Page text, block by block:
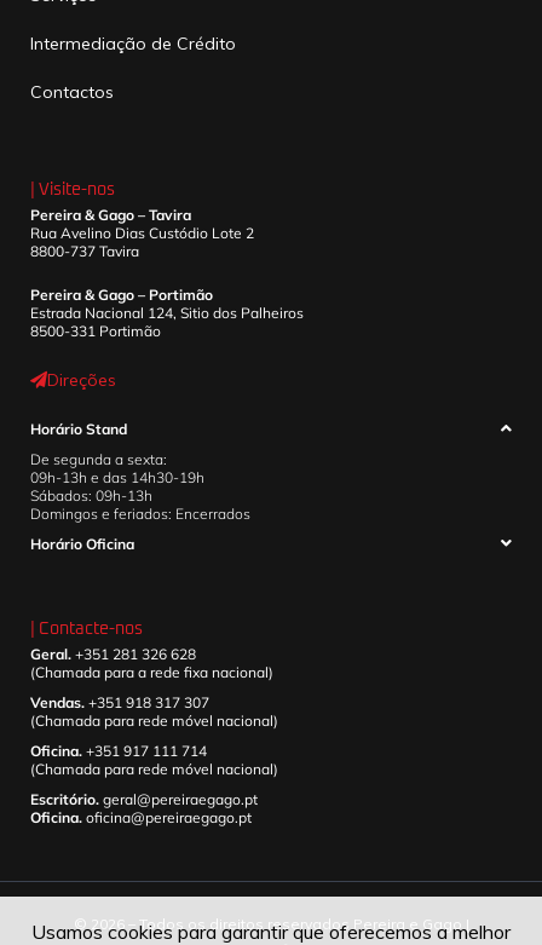
Intermediação de Crédito
Contactos
| Visite-nos
Pereira & Gago – Tavira
Rua Avelino Dias Custódio Lote 2
8800-737 Tavira
Pereira & Gago – Portimão
Estrada Nacional 124, Sitio dos Palheiros
8500-331 Portimão
Direções
Horário Stand
De segunda a sexta:
09h-13h e das 14h30-19h
Sábados: 09h-13h
Domingos e feriados: Encerrados
Horário Oficina
| Contacte-nos
Geral. +351 281 326 628
(Chamada para a rede fixa nacional)
Vendas. +351 918 317 307
(Chamada para rede móvel nacional)
Oficina. +351 917 111 714
(Chamada para rede móvel nacional)
Escritório. geral@pereiraegago.pt
Oficina. oficina@pereiraegago.pt
© 2026 – Todos os direitos reservados Pereira e Gago |
Usamos cookies para garantir que oferecemos a melhor